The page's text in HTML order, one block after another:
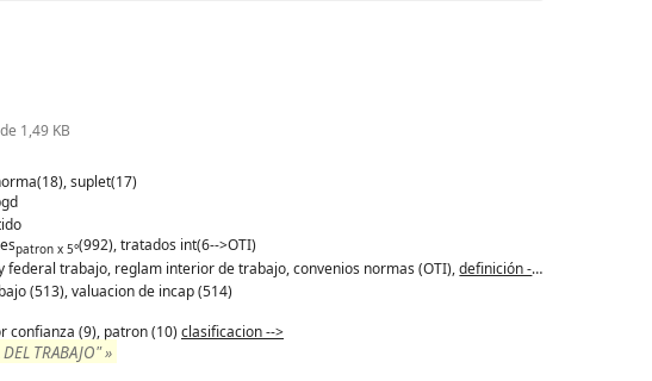
1,49 KB
suplet(17)
patron x 5°(992), tratados int(6-->OTI)
federal trabajo, reglam interior de trabajo, convenios normas (OTI),definición -->
(513), valuacion de incap (514)
confianza (9), patron (10) clasificacion -->
TRABAJO" »